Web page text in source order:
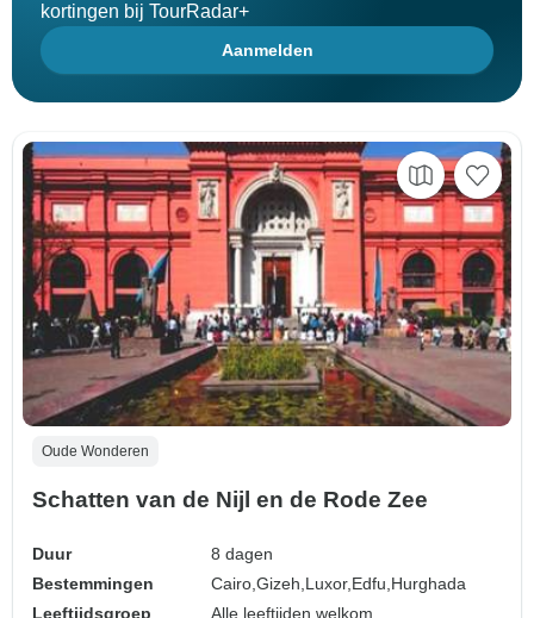
kortingen bij TourRadar+
Aanmelden
Oude Wonderen
Schatten van de Nijl en de Rode Zee
Duur
8 dagen
Bestemmingen
Cairo,Gizeh,Luxor,Edfu,Hurghada
Leeftijdsgroep
Alle leeftijden welkom